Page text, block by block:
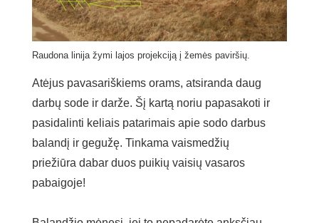
Raudona linija žymi lajos projekciją į žemės paviršių.
Atėjus pavasariškiems orams, atsiranda daug
darbų sode ir darže. Šį kartą noriu papasakoti ir
pasidalinti keliais patarimais apie sodo darbus
balandį ir gegužę. Tinkama vaismedžių
priežiūra dabar duos puikių vaisių vasaros
pabaigoje!